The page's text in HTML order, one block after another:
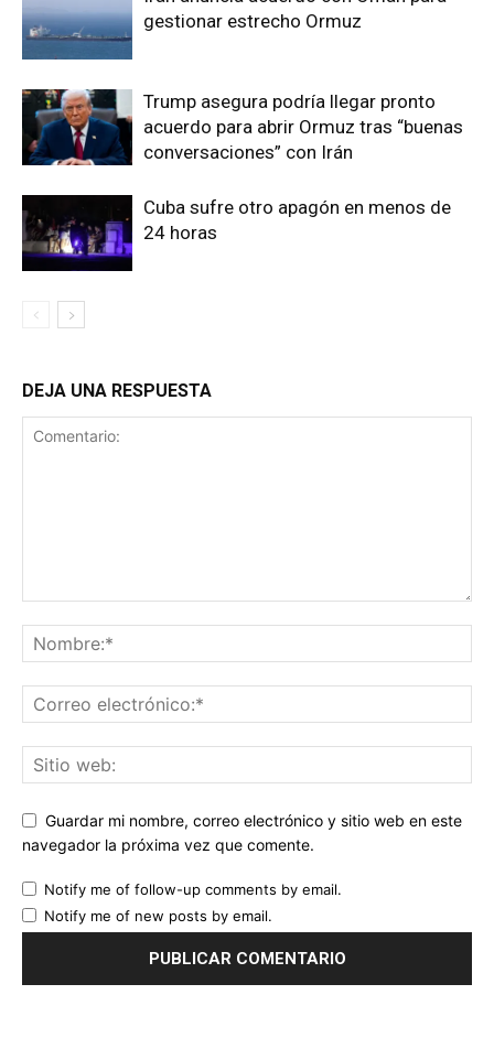
gestionar estrecho Ormuz
Trump asegura podría llegar pronto
acuerdo para abrir Ormuz tras “buenas
conversaciones” con Irán
Cuba sufre otro apagón en menos de
24 horas
DEJA UNA RESPUESTA
Guardar mi nombre, correo electrónico y sitio web en este
navegador la próxima vez que comente.
Notify me of follow-up comments by email.
Notify me of new posts by email.